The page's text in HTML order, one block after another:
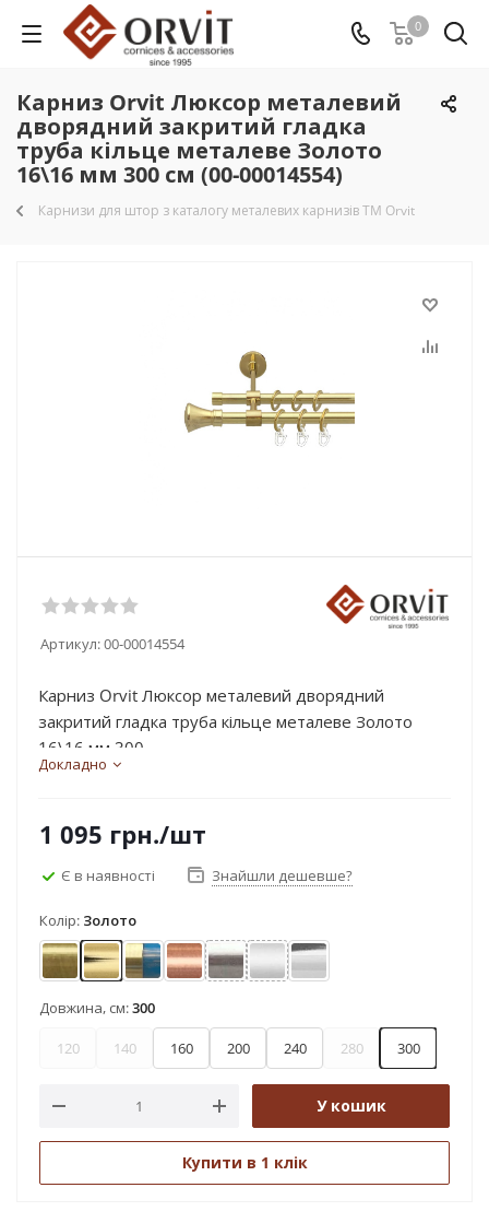
0
Карниз Orvit Люксор металевий
дворядний закритий гладка
труба кільце металеве Золото
16\16 мм 300 см (00-00014554)
Карнизи для штор з каталогу металевих карнизів TM Orvit
Артикул:00-00014554
Карниз Orvit Люксор металевий дворядний
закритий гладка труба кільце металеве Золото
16\16 мм 300...
Докладно
1 095 грн./шт
Є в наявності Знайшли дешевше?
Колір: Золото
АнтикЗолотоЗолото матове - блакить
МідьНержавіюча сталь
Сатин Хром
Довжина, см:300
120 140 160 200 240 280 300
У кошик
Купити в 1 клік